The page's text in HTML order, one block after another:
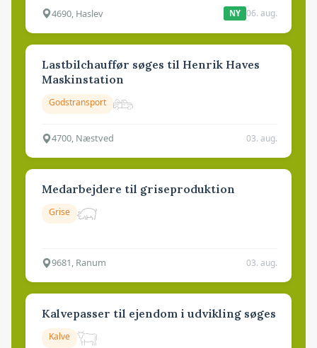
4690, Haslev NY 06. aug.
Lastbilchauffør søges til Henrik Haves
Maskinstation
Godstransport
4700, Næstved 03. aug.
Medarbejdere til griseproduktion
Grise
9681, Ranum 03. aug.
Kalvepasser til ejendom i udvikling søges
Kalve